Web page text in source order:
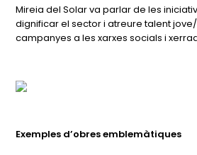
Mireia del Solar va parlar de les
dignificar el sector i atreure talent
campanyes a les xarxes socials i
Exemples d’obres emblemàtiques